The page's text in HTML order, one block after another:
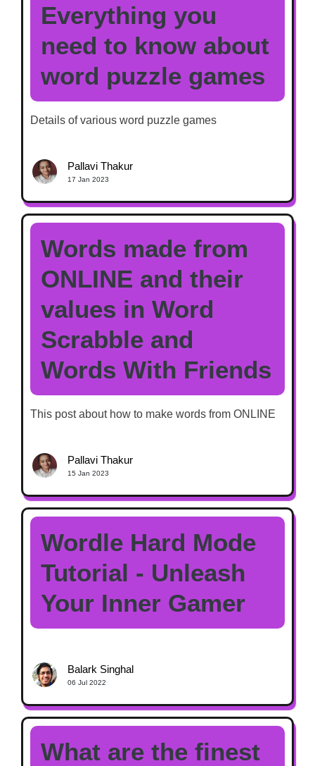
Everything you
need to know about
word puzzle games
Details of various word puzzle games
Pallavi Thakur
17 Jan 2023
Words made from
ONLINE and their
values in Word
Scrabble and
Words With Friends
This post about how to make words from ONLINE
Pallavi Thakur
15 Jan 2023
Wordle Hard Mode
Tutorial - Unleash
Your Inner Gamer
Balark Singhal
06 Jul 2022
What are the finest